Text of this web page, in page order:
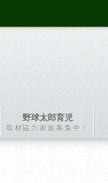
野球太郎育児
取材協力家族募集中！